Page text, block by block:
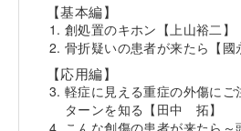
【基本編】
創処置のキホン【上山裕二】
骨折疑いの患者が来たら【國
【応用編】
軽症に見える重症の外傷にご
ターンを知る【田中 拓】
こんな創傷の患者が来たら